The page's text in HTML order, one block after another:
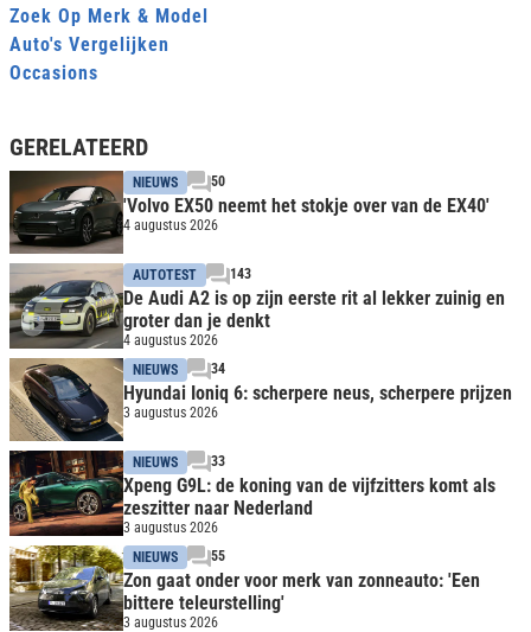
Zoek Op Merk & Model
Auto's Vergelijken
Occasions
GERELATEERD
NIEUWS 50
'Volvo EX50 neemt het stokje over van de EX40'
4 augustus 2026
AUTOTEST 143
De Audi A2 is op zijn eerste rit al lekker zuinig en
groter dan je denkt
4 augustus 2026
NIEUWS
34
Hyundai Ioniq 6: scherpere neus, scherpere prijzen
3 augustus 2026
NIEUWS 33
Xpeng G9L: de koning van de vijfzitters komt als
zeszitter naar Nederland
3 augustus 2026
NIEUWS
55
Zon gaat onder voor merk van zonneauto: 'Een
bittere teleurstelling'
3 augustus 2026